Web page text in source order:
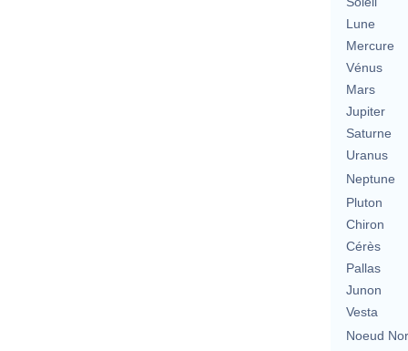
Lune
Mercure
Vénus
Mars
Jupiter
Saturne
Uranus
Neptune
Pluton
Chiron
Cérès
Pallas
Junon
Vesta
Noeud